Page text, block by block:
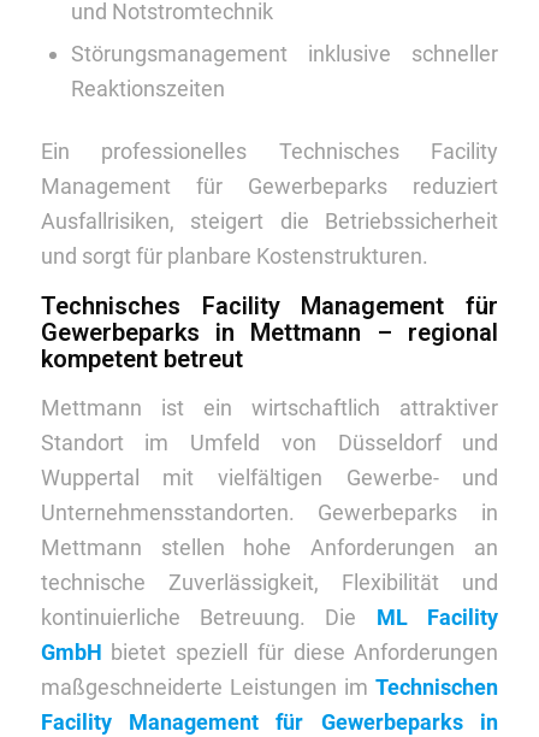
und Notstromtechnik
Störungsmanagement inklusive schneller
Reaktionszeiten
Ein professionelles Technisches Facility
Management für Gewerbeparks reduziert
Ausfallrisiken, steigert die Betriebssicherheit
und sorgt für planbare Kostenstrukturen.
Technisches Facility Management für
Gewerbeparks in Mettmann – regional
kompetent betreut
Mettmann ist ein wirtschaftlich attraktiver
Standort im Umfeld von Düsseldorf und
Wuppertal mit vielfältigen Gewerbe- und
Unternehmensstandorten. Gewerbeparks in
Mettmann stellen hohe Anforderungen an
technische Zuverlässigkeit, Flexibilität und
kontinuierliche Betreuung. Die ML Facility
GmbH bietet speziell für diese Anforderungen
maßgeschneiderte Leistungen imTechnischen
Facility Management für Gewerbeparks in